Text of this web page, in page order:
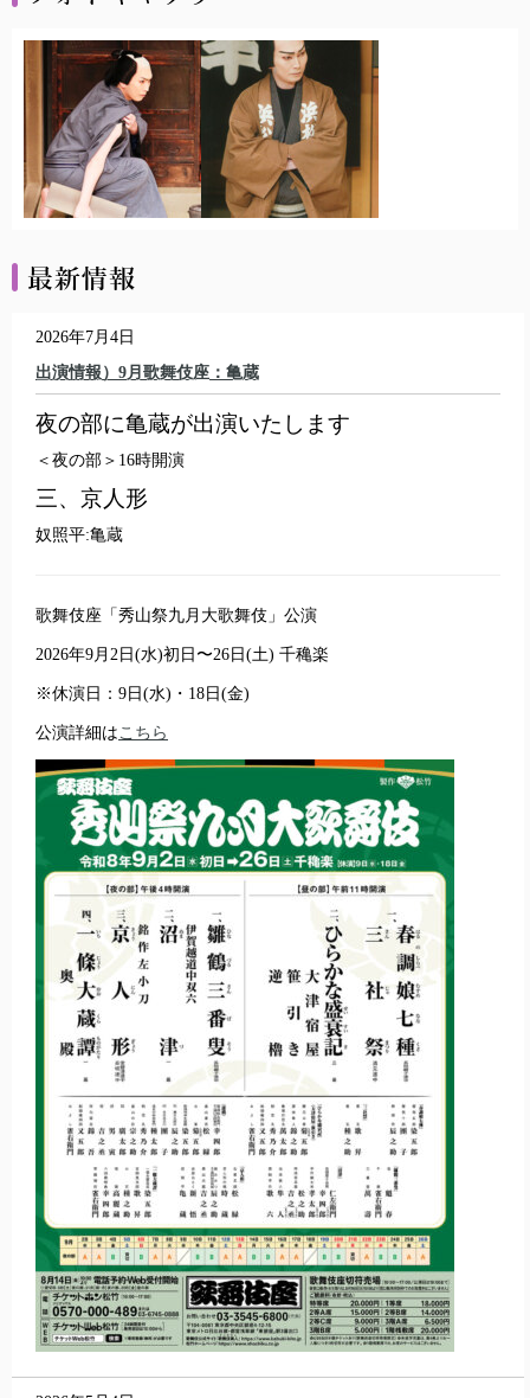
2026年7月4日
出演情報）9月歌舞伎座：亀蔵
夜の部に亀蔵が出演いたします
＜夜の部＞16時開演
三、京人形
奴照平:亀蔵
歌舞伎座「秀山祭九月大歌舞伎」公演
2026年9月2日(水)初日〜26日(土) 千穐楽
※休演日：9日(水)・18日(金)
公演詳細はこちら